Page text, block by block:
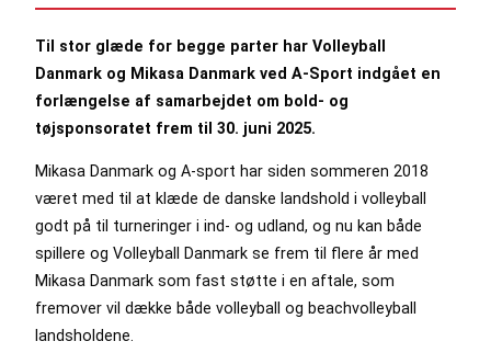
Til stor glæde for begge parter har Volleyball
Danmark og Mikasa Danmark ved A-Sport indgået en
forlængelse af samarbejdet om bold- og
tøjsponsoratet frem til 30. juni 2025.
Mikasa Danmark og A-sport har siden sommeren 2018
været med til at klæde de danske landshold i volleyball
godt på til turneringer i ind- og udland, og nu kan både
spillere og Volleyball Danmark se frem til flere år med
Mikasa Danmark som fast støtte i en aftale, som
fremover vil dække både volleyball og beachvolleyball
landsholdene.